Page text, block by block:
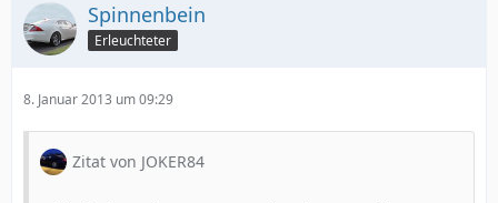
Spinnenbein
Erleuchteter
8. Januar 2013 um 09:29
Zitat von JOKER84